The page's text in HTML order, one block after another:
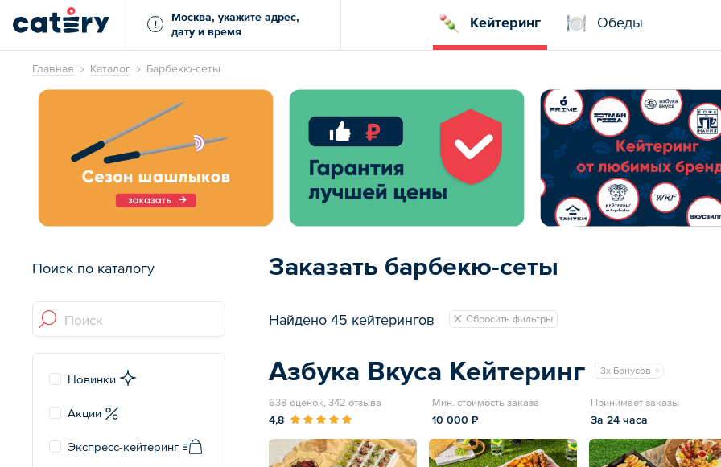
!
Москва, укажите адрес,
дату и время
Кейтеринг Обеды
Главная Каталог Барбекю-сеты
Поиск по каталогу
Новинки
Акции
Экспресс-кейтеринг
Заказать барбекю-сеты
Найдено 45 кейтерингов Сбросить фильтры
Азбука Вкуса Кейтеринг 3x Бонусов
638 оценок, 342 отзыва
4,8
Мин. стоимость заказа
10 000 ₽
Принимает заказы
За 24 часа